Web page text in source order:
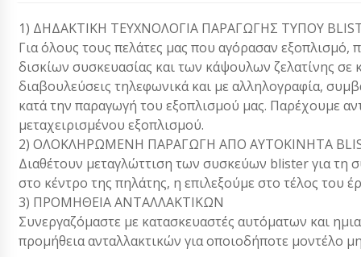
1) ΔΗΔΑΚΤΙΚΗ ΤΕΥΧΝΟΛΟΓΙΑ ΠΑΡΑΓΩΓΗΣ ΤΥΠΟΥ
Για όλους τους πελάτες μας που αγόρασαν εξοπλισμό,
δισκίων συσκευασίας και των κάψουλων ζελατίνης
διαβουλεύσεις τηλεφωνικά και με αλληλογραφία,
κατά την παραγωγή του εξοπλισμού μας. Παρέχουμε
μεταχειρισμένου εξοπλισμού.
2) ΟΛΟΚΛΗΡΩΜΕΝΗ ΠΑΡΑΓΩΓΗ ΑΠΟ ΑΥΤΟΚΙΝΗΤΑ
Διαθέτουν μεταγλώττιση των συσκεύων blister για τη
στο κέντρο της πηλάτης, η επιλεξούμε στο τέλος του
3) ΠΡΟΜΗΘΕΙΑ ΑΝΤΑΛΛΑΚΤΙΚΩΝ
Συνεργαζόμαστε με κατασκευαστές αυτόματων και
προμήθεια ανταλλακτικών για οποιοδήποτε μοντέλο